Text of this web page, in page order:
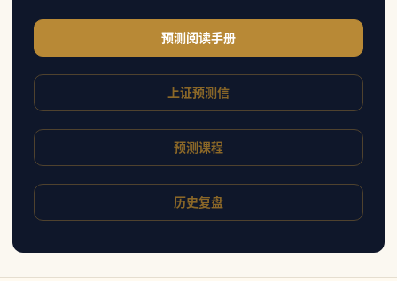
预测阅读手册
上证预测信
预测课程
历史复盘